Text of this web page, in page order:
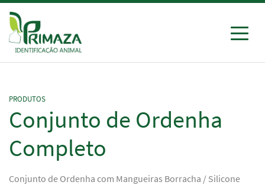
Ir
para
conteúdo
Primaza
Identificação Animal
PRODUTOS
Conjunto de Ordenha
Completo
Conjunto de Ordenha com Mangueiras Borracha / Silicone